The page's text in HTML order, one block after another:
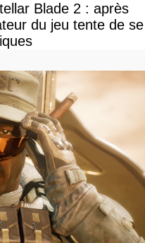
Blade 2 : après
du jeu tente de se